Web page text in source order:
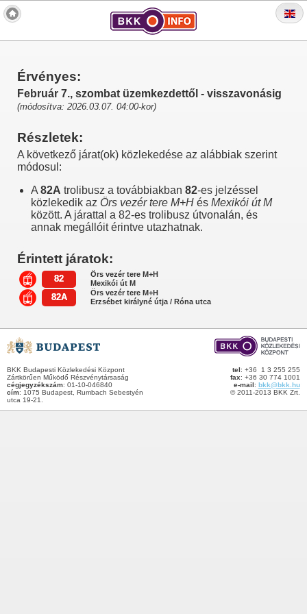
Érvényes:
Február 7., szombat üzemkezdettől - visszavonásig
(módosítva: 2026.03.07. 04:00-kor)
Részletek:
A következő járat(ok) közlekedése az alábbiak szerint
módosul:
A 82A trolibusz a továbbiakban 82-es jelzéssel
közlekedik az Örs vezér tere M+H és Mexikói út M
között. A járattal a 82-es trolibusz útvonalán, és
annak megállóit érintve utazhatnak.
Érintett járatok:
82
Örs vezér tere M+H
Mexikói út M
82A
Örs vezér tere M+H
Erzsébet királyné útja / Róna utca
BKK Budapesti Közlekedési Központ
Zártkörűen Működő Részvénytársaság
cégjegyzékszám: 01-10-046840
cím: 1075 Budapest, Rumbach Sebestyén
utca 19-21.
tel: +36 1 3 255 255
fax: +36 30 774 1001
e-mail: bkk@bkk.hu
© 2011-2013 BKK Zrt.